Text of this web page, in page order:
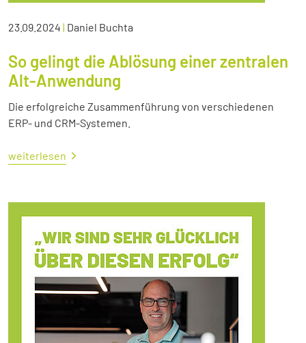
23.09.2024 | Daniel Buchta
So gelingt die Ablösung einer zentralen
Alt-Anwendung
Die erfolgreiche Zusammenführung von verschiedenen
ERP- und CRM-Systemen.
weiterlesen